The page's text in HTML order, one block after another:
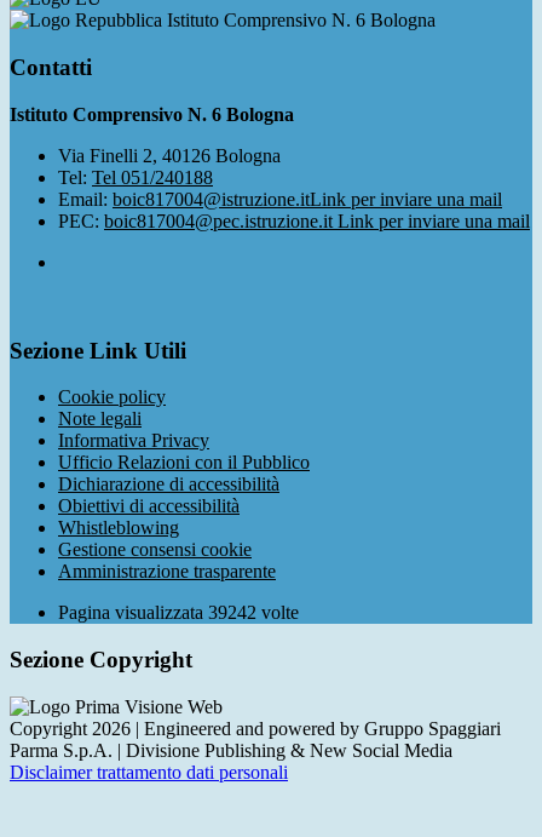
Istituto Comprensivo N. 6 Bologna
Contatti
Istituto Comprensivo N. 6 Bologna
Via Finelli 2, 40126 Bologna
Tel: Tel 051/240188
Email: boic817004@istruzione.itLink per inviare una mail
PEC: boic817004@pec.istruzione.it Link per inviare una mail
Sezione Link Utili
Cookie policy
Note legali
Informativa Privacy
Ufficio Relazioni con il Pubblico
Dichiarazione di accessibilità
Obiettivi di accessibilità
Whistleblowing
Gestione consensi cookie
Amministrazione trasparente
Pagina visualizzata 39242 volte
Sezione Copyright
Copyright 2026 | Engineered and powered by Gruppo Spaggiari
Parma S.p.A. | Divisione Publishing & New Social Media
Disclaimer trattamento dati personali